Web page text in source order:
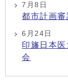
7月8日
都市計画
6月24日
印旛日本
会